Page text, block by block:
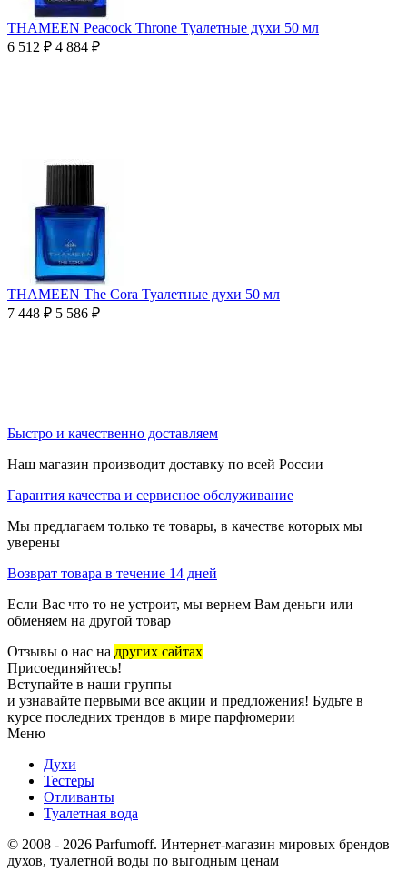
THAMEEN Peacock Throne Туалетные духи 50 мл
6 512 ₽ 4 884 ₽
THAMEEN The Cora Туалетные духи 50 мл
7 448 ₽ 5 586 ₽
Быстро и качественно доставляем
Наш магазин производит доставку по всей России
Гарантия качества и сервисное обслуживание
Мы предлагаем только те товары, в качестве которых мы
уверены
Возврат товара в течение 14 дней
Если Вас что то не устроит, мы вернем Вам деньги или
обменяем на другой товар
Отзывы о нас на других сайтах
Присоединяйтесь!
Вступайте в наши группы
и узнавайте первыми все акции и предложения! Будьте в
курсе последних трендов в мире парфюмерии
Меню
Духи
Тестеры
Отливанты
Туалетная вода
© 2008 - 2026 Parfumoff. Интернет-магазин мировых брендов
духов, туалетной воды по выгодным ценам